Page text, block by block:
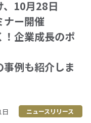
、10月28日
ナー開催
企業成長のポ
例も紹介しま
日 ニュースリリース